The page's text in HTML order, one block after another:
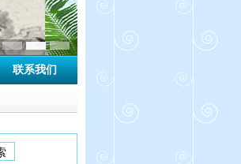
联系我们